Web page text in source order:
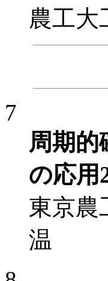
農工
7
周期的
の応用
東京
温